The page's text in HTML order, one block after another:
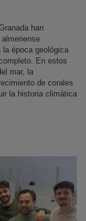
han
la época geológica
En estos
mar, la
de corales
la historia climática